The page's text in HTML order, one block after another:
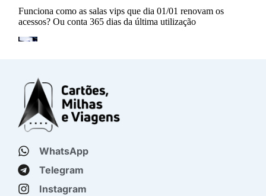
WhatsApp
Telegram
Instagram